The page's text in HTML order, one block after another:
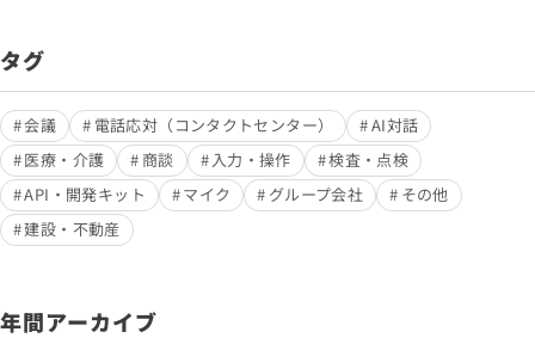
タグ
会議 電話応対（コンタクトセンター）
AI対話
医療・介護
商談 入力・操作
検査・点検
API・開発キット
マイク グループ会社
その他
建設・不動産
年間アーカイブ